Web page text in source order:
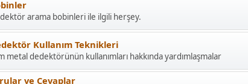
arama bobinleri ile ilgili herşey.
Kullanım Teknikleri
metal dedektörünün kullanımları hakkında yardımlaşmalar